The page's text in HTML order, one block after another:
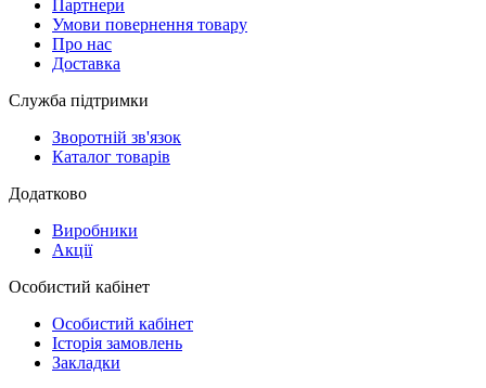
Партнери
Умови повернення товару
Про нас
Доставка
Служба підтримки
Зворотній зв'язок
Каталог товарів
Додатково
Виробники
Акції
Особистий кабінет
Особистий кабінет
Історія замовлень
Закладки